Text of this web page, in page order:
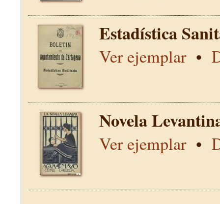
Estadística
Ver ejemplar•
Novela
Ver ejemplar•